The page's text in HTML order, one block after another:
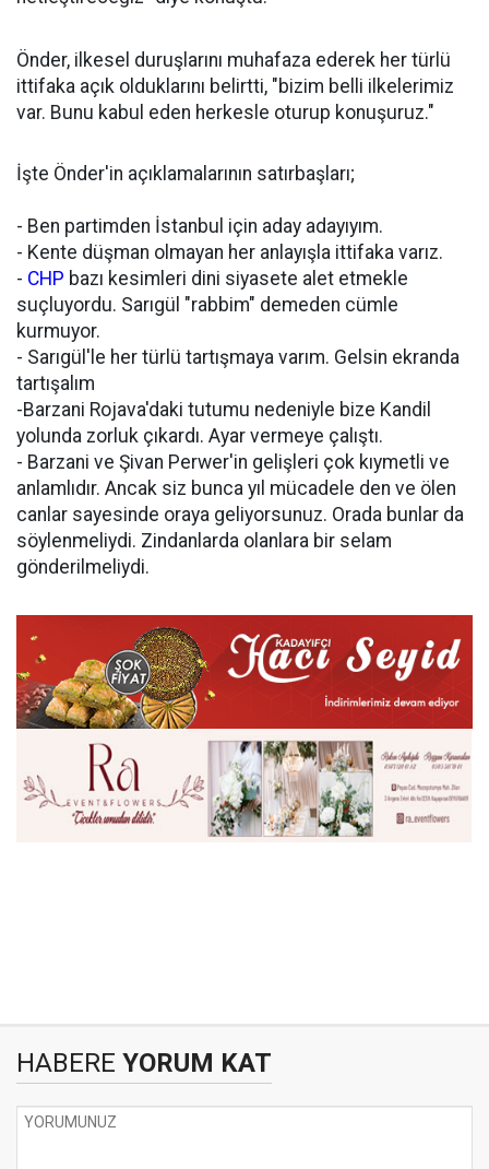
Önder, ilkesel duruşlarını muhafaza ederek her türlü
ittifaka açık olduklarını belirtti, "bizim belli ilkelerimiz
var. Bunu kabul eden herkesle oturup konuşuruz."
İşte Önder'in açıklamalarının satırbaşları;
- Ben partimden İstanbul için aday adayıyım.
- Kente düşman olmayan her anlayışla ittifaka varız.
- CHP bazı kesimleri dini siyasete alet etmekle
suçluyordu. Sarıgül "rabbim" demeden cümle
kurmuyor.
- Sarıgül'le her türlü tartışmaya varım. Gelsin ekranda
tartışalım
-Barzani Rojava'daki tutumu nedeniyle bize Kandil
yolunda zorluk çıkardı. Ayar vermeye çalıştı.
- Barzani ve Şivan Perwer'in gelişleri çok kıymetli ve
anlamlıdır. Ancak siz bunca yıl mücadele den ve ölen
canlar sayesinde oraya geliyorsunuz. Orada bunlar da
söylenmeliydi. Zindanlarda olanlara bir selam
gönderilmeliydi.
HABERE YORUM KAT